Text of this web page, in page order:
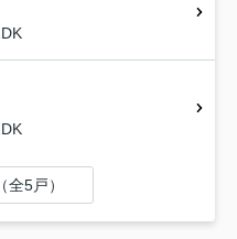
5戸）